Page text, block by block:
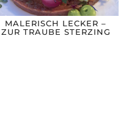
MALERISCH LECKER –
ZUR TRAUBE STERZING